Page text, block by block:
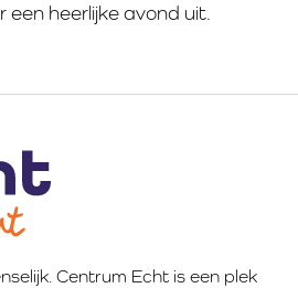
een heerlijke avond uit.
Centrum Echt is een plek